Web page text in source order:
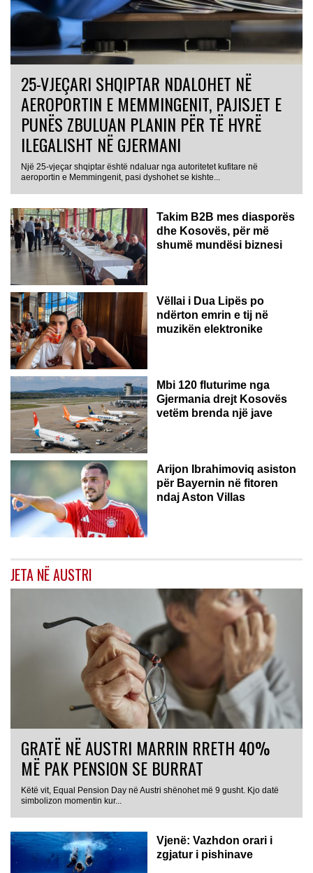
25-VJEÇARI SHQIPTAR NDALOHET NË
AEROPORTIN E MEMMINGENIT, PAJISJET E
PUNËS ZBULUAN PLANIN PËR TË HYRË
ILEGALISHT NË GJERMANI
Një 25-vjeçar shqiptar është ndaluar nga autoritetet kufitare në
aeroportin e Memmingenit, pasi dyshohet se kishte...
Takim B2B mes diasporës
dhe Kosovës, për më
shumë mundësi biznesi
Vëllai i Dua Lipës po
ndërton emrin e tij në
muzikën elektronike
GJERMANI
Mbi 120 fluturime nga
Gjermania drejt Kosovës
vetëm brenda një jave
Arijon Ibrahimoviq asiston
për Bayernin në fitoren
ndaj Aston Villas
JETA NË AUSTRI
GRATË NË AUSTRI MARRIN RRETH 40%
MË PAK PENSION SE BURRAT
Këtë vit, Equal Pension Day në Austri shënohet më 9 gusht. Kjo datë
simbolizon momentin kur...
Vjenë: Vazhdon orari i
zgjatur i pishinave